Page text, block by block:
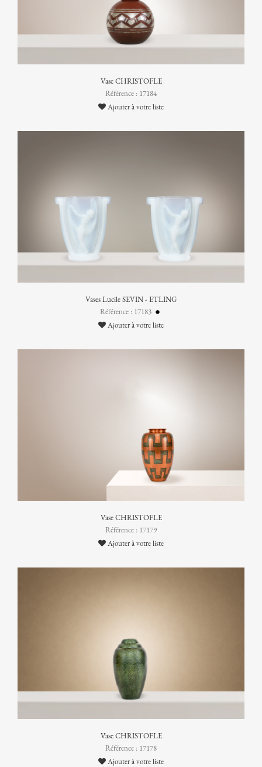
Vase CHRISTOFLE
Référence : 17184
Ajouter à votre liste
Vases Lucile SEVIN - ETLING
Référence : 17183
Ajouter à votre liste
Vase CHRISTOFLE
Référence : 17179
Ajouter à votre liste
Vase CHRISTOFLE
Référence : 17178
Ajouter à votre liste